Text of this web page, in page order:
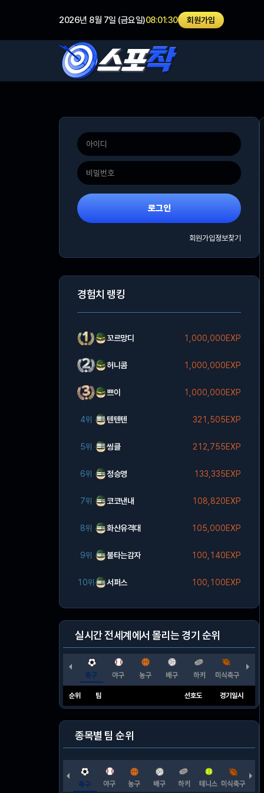
2026년 8월 7일 (금요일)08:01:31 회원가입
로그인
회원가입정보찾기
경험치 랭킹
꼬르망디 1,000,000EXP
허니콤 1,000,000EXP
쁘이 1,000,000EXP
4위 텐텐텐 321,505EXP
5위 씽클 212,755EXP
6위 정승영 133,335EXP
7위 코코낸내 108,820EXP
8위 화산유격대 105,000EXP
9위 불타는감자 100,140EXP
10위 서퍼스 100,100EXP
실시간 전세계에서 몰리는 경기 순위
순위 팀 선호도 경기일시
종목별 팀 순위